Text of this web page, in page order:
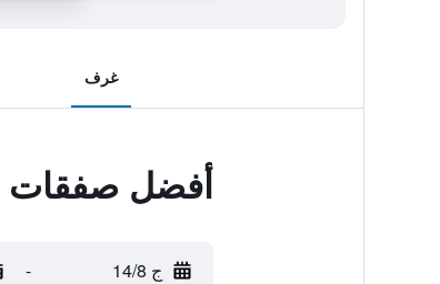
غرف
أفضل صفقات
ج 14/8 -